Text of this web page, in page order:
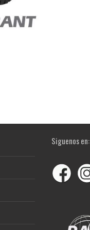
Siguenos en: